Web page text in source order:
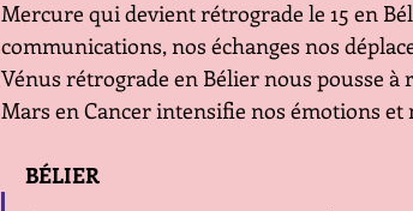
Mercure qui devient rétrograde le 15 en
communications, nos échanges nos
Vénus rétrograde en Bélier nous pousse
Mars en Cancer intensifie nos émotions et
     BÉLIER